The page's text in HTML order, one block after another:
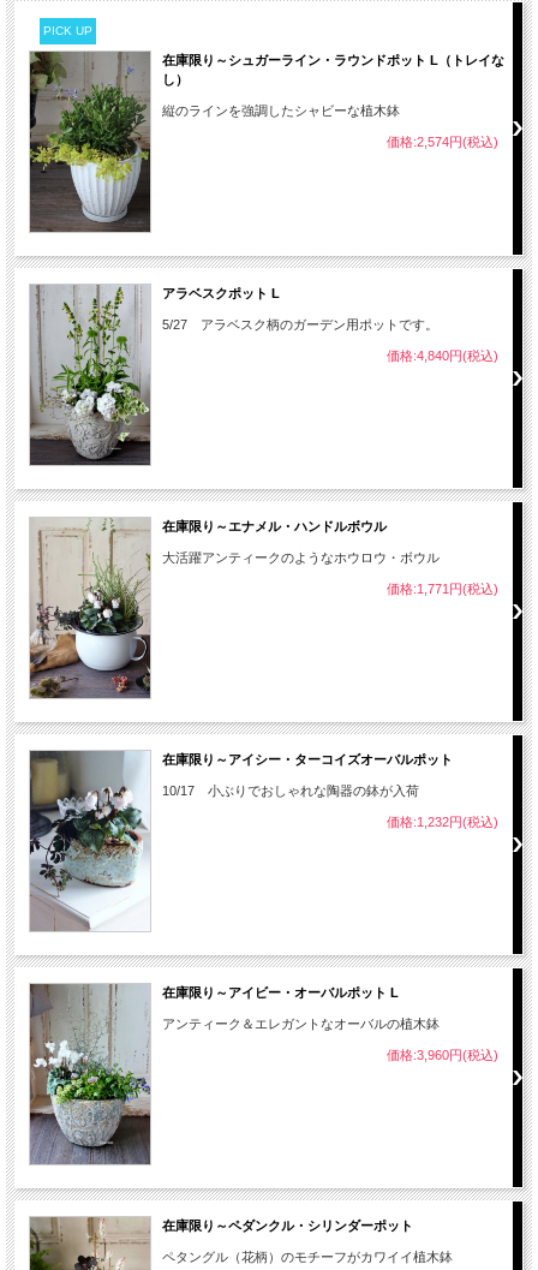
PICK UP
在庫限り～シュガーライン・ラウンドポット L（トレイな
し）
縦のラインを強調したシャビーな植木鉢
価格:2,574円(税込)
アラベスクポット L
5/27 アラベスク柄のガーデン用ポットです。
価格:4,840円(税込)
在庫限り～エナメル・ハンドルボウル
大活躍アンティークのようなホウロウ・ボウル
価格:1,771円(税込)
在庫限り～アイシー・ターコイズオーバルポット
10/17 小ぶりでおしゃれな陶器の鉢が入荷
価格:1,232円(税込)
在庫限り～アイビー・オーバルポット L
アンティーク＆エレガントなオーバルの植木鉢
価格:3,960円(税込)
在庫限り～ペダンクル・シリンダーポット
ペタングル（花柄）のモチーフがカワイイ植木鉢